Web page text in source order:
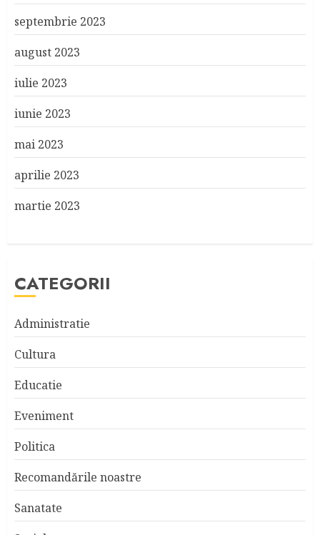
septembrie 2023
august 2023
iulie 2023
iunie 2023
mai 2023
aprilie 2023
martie 2023
CATEGORII
Administratie
Cultura
Educatie
Eveniment
Politica
Recomandările noastre
Sanatate